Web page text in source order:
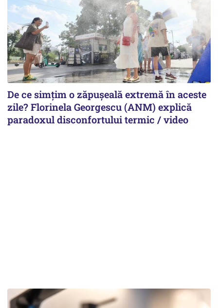
De ce simțim o zăpușeală extremă în aceste
zile? Florinela Georgescu (ANM) explică
paradoxul disconfortului termic / video